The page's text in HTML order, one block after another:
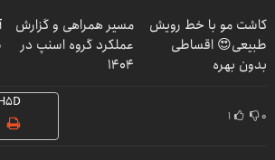
کاشت مو با خط رویش
طبیعی😍 اقساطی
بدون بهره
مسیر همراهی و گزارش
عملکرد گروه اسنپ در
۱۴۰۴
۰ ۱